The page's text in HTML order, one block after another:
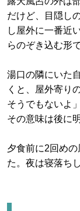
だけど、目隠し
し屋外に一番近
らのぞき込む形
湯口の隣にいた
くと、屋外寄り
そうでもないよ
その意味は後に
夕食前に2回め
た。夜は寝落ち